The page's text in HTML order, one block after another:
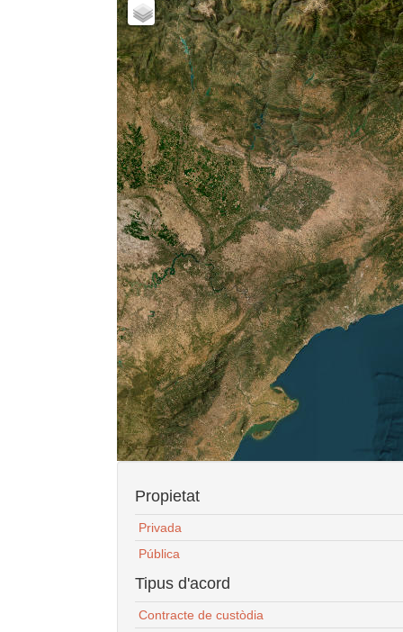
Propietat
Privada
Pública
Tipus d'acord
Contracte de custòdia